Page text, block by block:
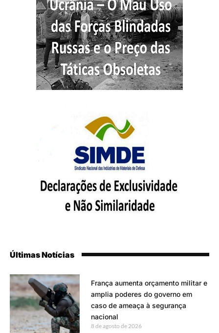
Últimas Notícias
França aumenta orçamento militar e
amplia poderes do governo em
caso de ameaça à segurança
nacional
8 de agosto de 2026